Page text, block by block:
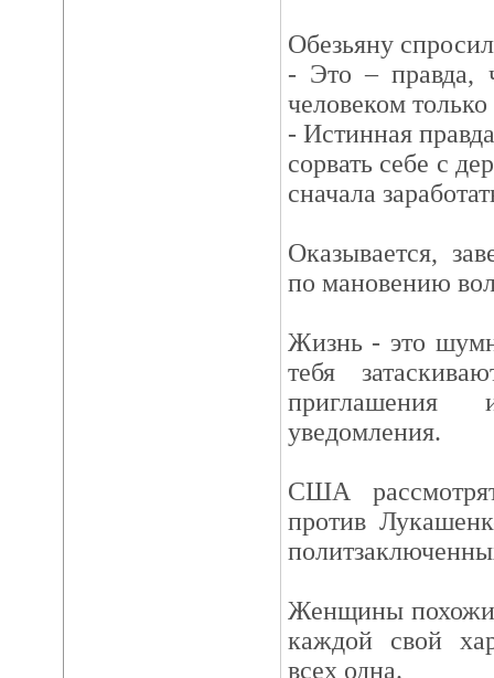
Обезьяну
- Это – правда,
человеком только
- Истинная
сорвать себе с
сначала
Оказывается,
по мановению
Жизнь - это
тебя
уведомления.
США
против
Женщины похожи
каждой свой
всех одна.